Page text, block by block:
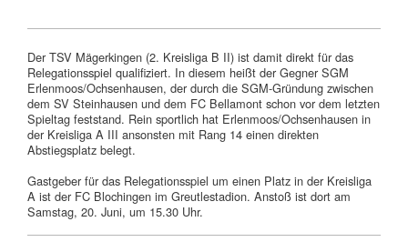
Der TSV Mägerkingen (2. Kreisliga B II) ist damit direkt für das
Relegationsspiel qualifiziert. In diesem heißt der Gegner SGM
Erlenmoos/Ochsenhausen, der durch die SGM-Gründung zwischen
dem SV Steinhausen und dem FC Bellamont schon vor dem letzten
Spieltag feststand. Rein sportlich hat Erlenmoos/Ochsenhausen in
der Kreisliga A III ansonsten mit Rang 14 einen direkten
Abstiegsplatz belegt.
Gastgeber für das Relegationsspiel um einen Platz in der Kreisliga
A ist der FC Blochingen im Greutlestadion. Anstoß ist dort am
Samstag, 20. Juni, um 15.30 Uhr.